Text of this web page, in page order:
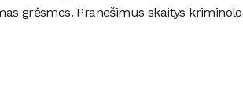
grėsmes. Pranešimus skaitys